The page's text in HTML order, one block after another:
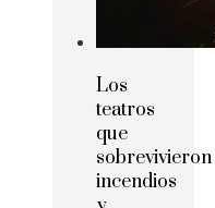
Los
teatros
que
sobrevivieron
incendios